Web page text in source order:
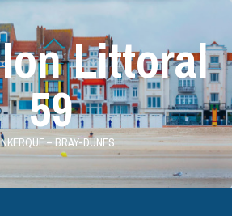
Littoral
59
– BRAY-DUNES